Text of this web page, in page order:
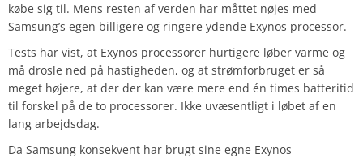
købe sig til. Mens resten af verden har måttet nøjes med
Samsung’s egen billigere og ringere ydende Exynos processor.
Tests har vist, at Exynos processorer hurtigere løber varme og
må drosle ned på hastigheden, og at strømforbruget er så
meget højere, at der der kan være mere end én times batteritid
til forskel på de to processorer. Ikke uvæsentligt i løbet af en
lang arbejdsdag.
Da Samsung konsekvent har brugt sine egne Exynos